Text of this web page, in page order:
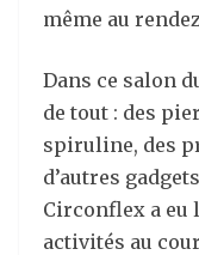
même au
Dans ce salon
de tout : des
spiruline, des
d’autres
Circonflex a eu
activités au